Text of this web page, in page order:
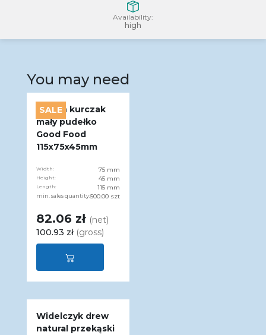
Availability:
high
You may need
SALE
Karton kurczak
mały pudełko
Good Food
115x75x45mm
Width: 75 mm
Height: 45 mm
Length: 115 mm
min. sales quantity:500.00 szt
82.06 zł (net)
100.93 zł (gross)
Widelczyk drew
natural przekąski